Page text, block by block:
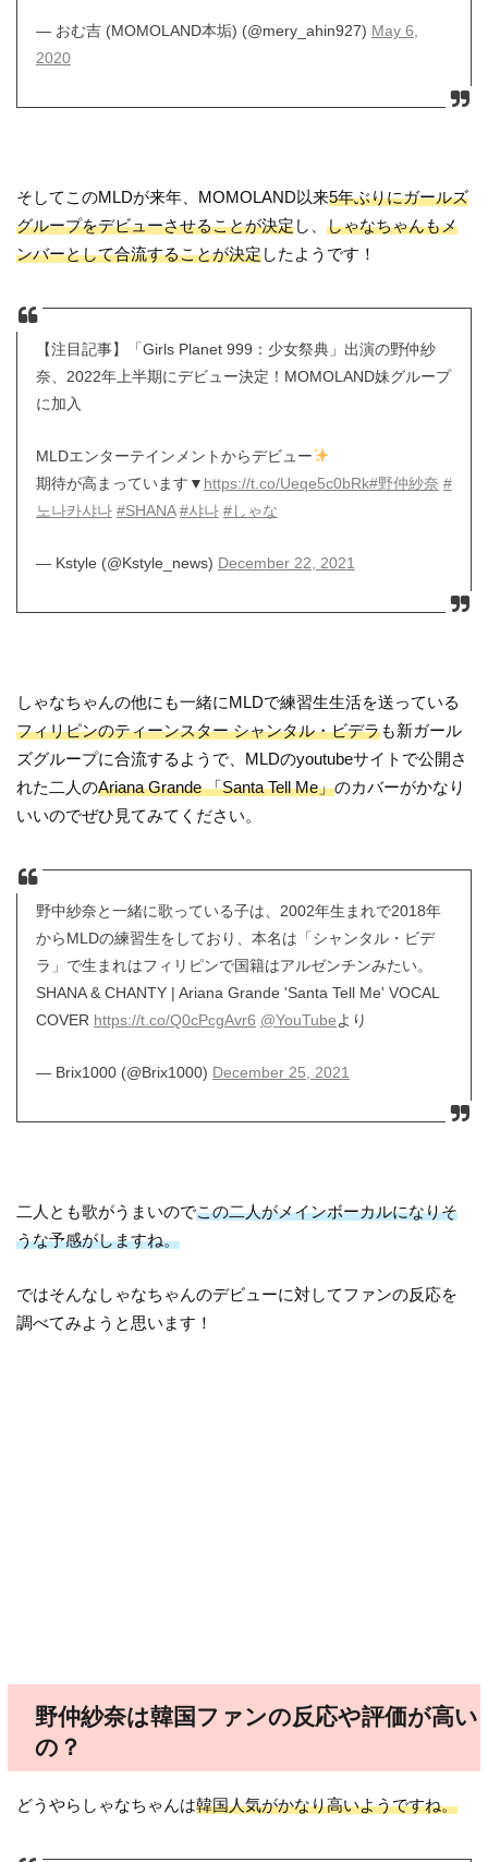
— おむ吉 (MOMOLAND本垢) (@mery_ahin927) May 6,
2020
そしてこのMLDが来年、MOMOLAND以来5年ぶりにガールズ
グループをデビューさせることが決定し、しゃなちゃんもメ
ンバーとして合流することが決定したようです！
【注目記事】「Girls Planet 999：少女祭典」出演の野仲紗
奈、2022年上半期にデビュー決定！MOMOLAND妹グループ
に加入
MLDエンターテインメントからデビュー
期待が高まっています▼ https://t.co/Ueqe5c0bRk#野仲紗奈 #
노나카샤나 #SHANA #샤나 #しゃな
— Kstyle (@Kstyle_news) December 22, 2021
しゃなちゃんの他にも一緒にMLDで練習生生活を送っている
フィリピンのティーンスター シャンタル・ビデラも新ガール
ズグループに合流するようで、MLDのyoutubeサイトで公開さ
れた二人のAriana Grande 「Santa Tell Me」のカバーがかなり
いいのでぜひ見てみてください。
野中紗奈と一緒に歌っている子は、2002年生まれで2018年
からMLDの練習生をしており、本名は「シャンタル・ビデ
ラ」で生まれはフィリピンで国籍はアルゼンチンみたい。
SHANA & CHANTY | Ariana Grande 'Santa Tell Me' VOCAL
COVER https://t.co/Q0cPcgAvr6 @YouTubeより
— Brix1000 (@Brix1000) December 25, 2021
二人とも歌がうまいのでこの二人がメインボーカルになりそ
うな予感がしますね。
ではそんなしゃなちゃんのデビューに対してファンの反応を
調べてみようと思います！
野仲紗奈は韓国ファンの反応や評価が高い
の？
どうやらしゃなちゃんは韓国人気がかなり高いようですね。